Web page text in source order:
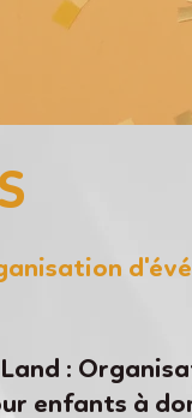
:
enfants à